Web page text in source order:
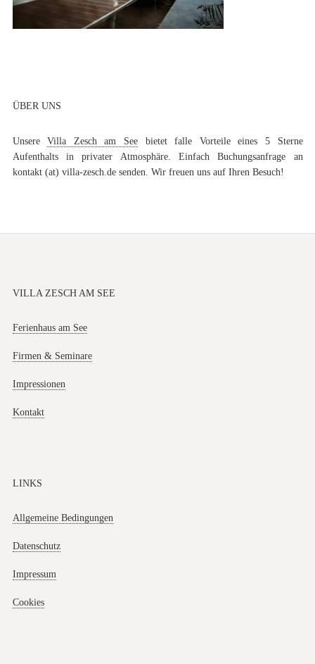
ÜBER UNS
UnsereVilla Zesch am Seebietet falle Vorteile eines 5 Sterne
Aufenthalts in privater Atmosphäre. Einfach Buchungsanfrage an
kontakt (at) villa-zesch.de senden. Wir freuen uns auf Ihren Besuch!
VILLA ZESCH AM SEE
Ferienhaus am See
Firmen & Seminare
Impressionen
Kontakt
LINKS
Allgemeine Bedingungen
Datenschutz
Impressum
Cookies